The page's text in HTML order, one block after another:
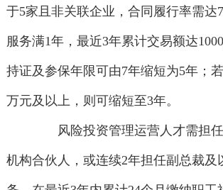
于5家且非关联企业，合同履行率需达
服务满1年，最近3年累计交易额达
持证及参保年限可由7年缩短为5年；
万元及以上，则可缩短至3年。
风险投资管理运营人才需担任
机构合伙人，或连续2年担任副总裁及